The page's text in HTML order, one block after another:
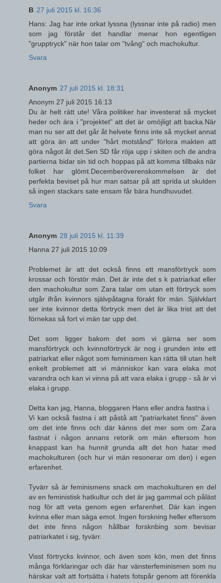
B 27 juli 2015 kl. 16:36
Hans: Jag har inte orkat lyssna (lyssnar inte på radio) men
som jag förstår det handlar menar hon egentligen
"grupptryck" när hon talar om "tvång" och machokultur.
Svara
Anonym 27 juli 2015 kl. 18:31
Anonym 27 juli 2015 16:13
Du är helt rätt ute! Våra politiker har investerat så mycket
heder och ära i "projektet" att det är omöjligt att backa.När
man nu ser att det går åt helvete finns inte så mycket annat
att göra än att under "hårt motstånd" förlora makten att
göra något åt det.Sen SD får röja upp i skiten och de andra
partierna bidar sin tid och hoppas på att komma tillbaks när
folket har glömt.Decemberöverenskommelsen är det
perfekta beviset på hur man satsar på att sprida ut skulden
så ingen stackars sate ensam får bära hundhuvudet.
Svara
Anonym 28 juli 2015 kl. 11:39
Hanna 27 juli 2015 10:09
Problemet är att det också finns ett mansförtryck som
krossar och förstör män. Det är inte det s k patriarkat eller
den machokultur som Zara talar om utan ett förtryck som
utgår ifrån kvinnors självpåtagna förakt för män. Självklart
ser inte kvinnor detta förtryck men det är lika trist att det
förnekas så fort vi män tar upp det.
Det som ligger bakom det som vi gärna ser som
mansförtryck och kvinnoförtryck är nog i grunden inte ett
patriarkat eller något som feminismen kan rätta till utan helt
enkelt problemet att vi människor kan vara elaka mot
varandra och kan vi vinna på att vara elaka i grupp - så är vi
elaka i grupp.
Detta kan jag, Hanna, bloggaren Hans eller andra fastna i.
Vi kan också fastna i att påstå att "patriarkatet finns" även
om det inte finns och där känns det mer som om Zara
fastnat i någon annans retorik om män eftersom hon
knappast kan ha hunnit grunda allt det hon hatar med
machokulturen (och hur vi män resonerar om den) i egen
erfarenhet.
Tyvärr så är feminismens snack om machokulturen en del
av en feministisk hatkultur och det är jag gammal och påläst
nog för att veta genom egen erfarenhet. Där kan ingen
kvinna eller man säga emot. Ingen forskning heller eftersom
det inte finns någon hållbar forsknbing som bevisar
patriarkatet i sig, tyvärr.
Visst förtrycks kvinnor, och även som kön, men det finns
många förklaringar och där har vänsterfeminismen som nu
härskar valt att fortsätta i hatets fotspår genom att förenkla